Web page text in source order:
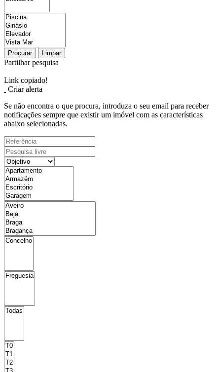
Procurar Limpar
Partilhar pesquisa
Link copiado!
Criar alerta
Se não encontra o que procura, introduza o seu email para receber
notificações sempre que existir um imóvel com as características
abaixo selecionadas.